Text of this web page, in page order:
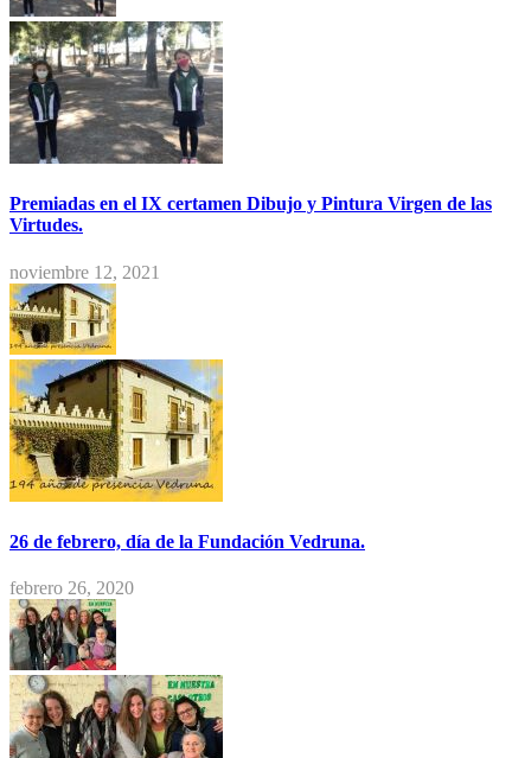
Premiadas en el IX certamen Dibujo y Pintura Virgen de las
Virtudes.
noviembre 12, 2021
26 de febrero, día de la Fundación Vedruna.
febrero 26, 2020